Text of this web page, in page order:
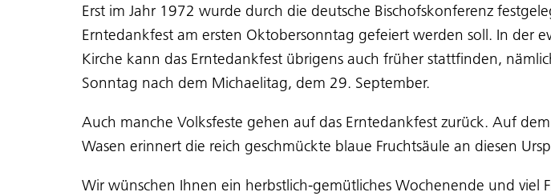
Erst im Jahr 1972 wurde durch die deutsche Bischofskonferenz
Erntedankfest am ersten Oktobersonntag gefeiert werden soll. In der
Kirche kann das Erntedankfest übrigens auch früher stattfinden,
Sonntag nach dem Michaelitag, dem 29. September.
Auch manche Volksfeste gehen auf das Erntedankfest zurück. Auf
Wasen erinnert die reich geschmückte blaue Fruchtsäule an diesen
Wir wünschen Ihnen ein herbstlich-gemütliches Wochenende und viel